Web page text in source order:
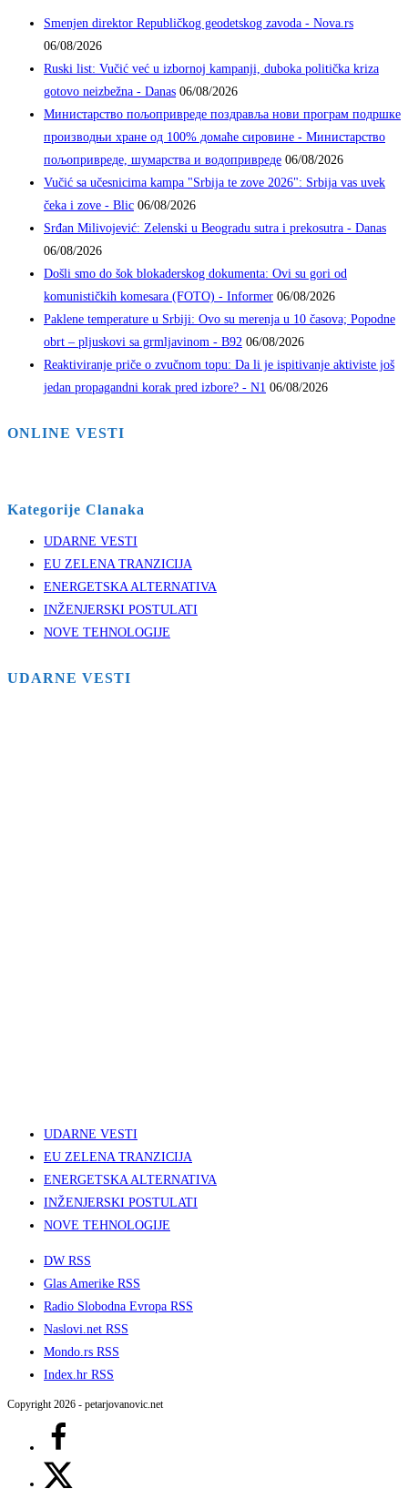
Smenjen direktor Republičkog geodetskog zavoda - Nova.rs
06/08/2026
Ruski list: Vučić već u izbornoj kampanji, duboka politička kriza
gotovo neizbežna - Danas 06/08/2026
Министарство пољопривреде поздравља нови програм подршке
производњи хране од 100% домаће сировине - Министарство
пољопривреде, шумарства и водопривреде 06/08/2026
Vučić sa učesnicima kampa "Srbija te zove 2026": Srbija vas uvek
čeka i zove - Blic 06/08/2026
Srđan Milivojević: Zelenski u Beogradu sutra i prekosutra - Danas
06/08/2026
Došli smo do šok blokaderskog dokumenta: Ovi su gori od
komunističkih komesara (FOTO) - Informer 06/08/2026
Paklene temperature u Srbiji: Ovo su merenja u 10 časova; Popodne
obrt – pljuskovi sa grmljavinom - B92 06/08/2026
Reaktiviranje priče o zvučnom topu: Da li je ispitivanje aktiviste još
jedan propagandni korak pred izbore? - N1 06/08/2026
ONLINE VESTI
Kategorije Clanaka
UDARNE VESTI
EU ZELENA TRANZICIJA
ENERGETSKA ALTERNATIVA
INŽENJERSKI POSTULATI
NOVE TEHNOLOGIJE
UDARNE VESTI
UDARNE VESTI
EU ZELENA TRANZICIJA
ENERGETSKA ALTERNATIVA
INŽENJERSKI POSTULATI
NOVE TEHNOLOGIJE
DW RSS
Glas Amerike RSS
Radio Slobodna Evropa RSS
Naslovi.net RSS
Mondo.rs RSS
Index.hr RSS
Copyright 2026 - petarjovanovic.net